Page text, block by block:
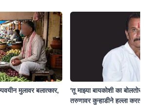
मुलावर बलात्कार,
'तू माझ्या बायकोशी का
तरुणावर कुऱ्हाडीने हल्ला करत